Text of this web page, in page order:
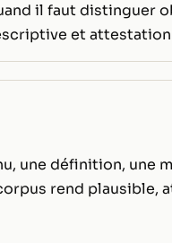
il faut distinguer
et
une définition, une
rend plausible,